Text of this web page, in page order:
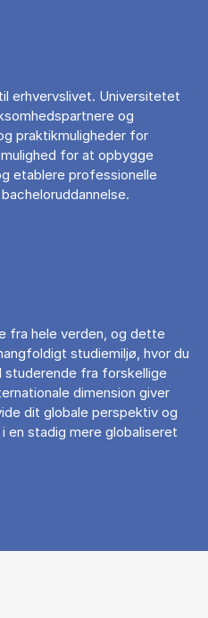
erhvervslivet. Universitetet
og
praktikmuligheder for
for at opbygge
etablere professionelle
fra hele verden, og dette
studiemiljø, hvor du
studerende fra forskellige
dimension giver
dit globale perspektiv og
en stadig mere globaliseret